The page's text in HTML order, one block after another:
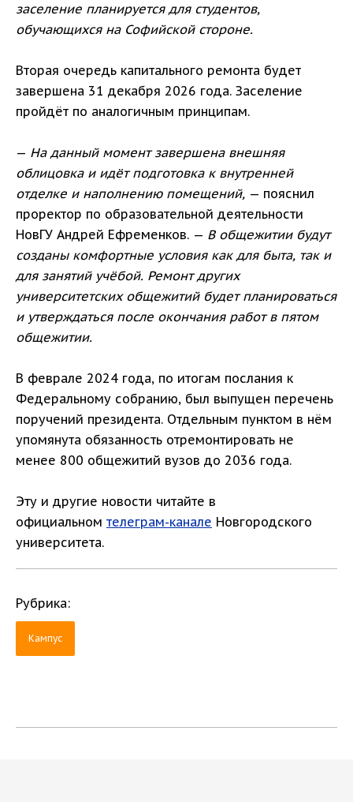
заселение планируется для студентов,
обучающихся на Софийской стороне.
Вторая очередь капитального ремонта будет
завершена 31 декабря 2026 года. Заселение
пройдёт по аналогичным принципам.
— На данный момент завершена внешняя
облицовка и идёт подготовка к внутренней
отделке и наполнению помещений, — пояснил
проректор по образовательной деятельности
НовГУ Андрей Ефременков. — В общежитии будут
созданы комфортные условия как для быта, так и
для занятий учёбой. Ремонт других
университетских общежитий будет планироваться
и утверждаться после окончания работ в пятом
общежитии.
В феврале 2024 года, по итогам послания к
Федеральному собранию, был выпущен перечень
поручений президента. Отдельным пунктом в нём
упомянута обязанность отремонтировать не
менее 800 общежитий вузов до 2036 года.
Эту и другие новости читайте в
официальном телеграм-канале Новгородского
университета.
Рубрика:
Кампус